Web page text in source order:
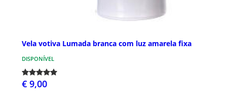
Vela votiva Lumada branca com luz amarela fixa
DISPONÍVEL
€ 9,00